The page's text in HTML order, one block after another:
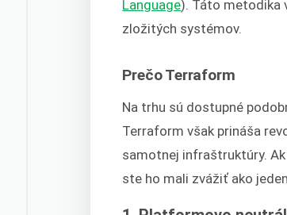
Language). Táto metodika
zložitých systémov.
Prečo Terraform
Na trhu sú dostupné
Terraform však prináša
samotnej infraštruktúry.
ste ho mali zvážiť ako